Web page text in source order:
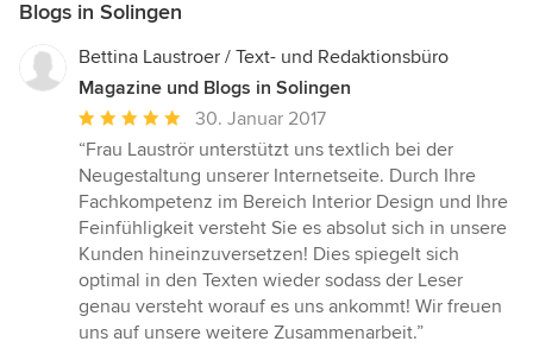
Blogs in Solingen
Bettina Laustroer / Text- und Redaktionsbüro
Magazine und Blogs in Solingen
Durchschnittliche
Bewertung:
5
von
5
Sternen
30. Januar 2017
“Frau Lauströr unterstützt uns textlich bei der
Neugestaltung unserer Internetseite. Durch Ihre
Fachkompetenz im Bereich Interior Design und Ihre
Feinfühligkeit versteht Sie es absolut sich in unsere
Kunden hineinzuversetzen! Dies spiegelt sich
optimal in den Texten wieder sodass der Leser
genau versteht worauf es uns ankommt! Wir freuen
uns auf unsere weitere Zusammenarbeit.”